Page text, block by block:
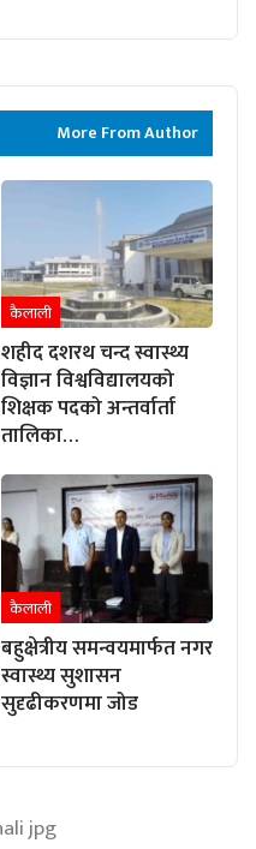
More From Author
कैलाली
शहीद दशरथ चन्द स्वास्थ्य
विज्ञान विश्वविद्यालयको
शिक्षक पदको अन्तर्वार्ता
तालिका…
कैलाली
बहुक्षेत्रीय समन्वयमार्फत नगर
स्वास्थ्य सुशासन
सुदृढीकरणमा जोड